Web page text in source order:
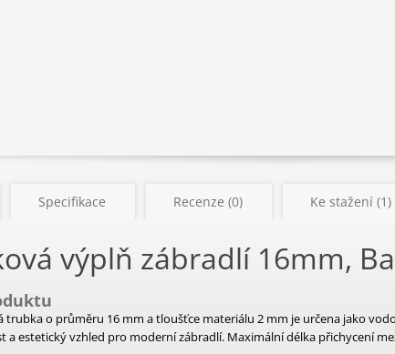
Specifikace Recenze (0) Ke stažení (1)
výplň zábradlí 16mm,
trubka o průměru 16 mm a tloušťce materiálu 2 mm je určena jako
a estetický vzhled pro moderní zábradlí. Maximální délka přichycení